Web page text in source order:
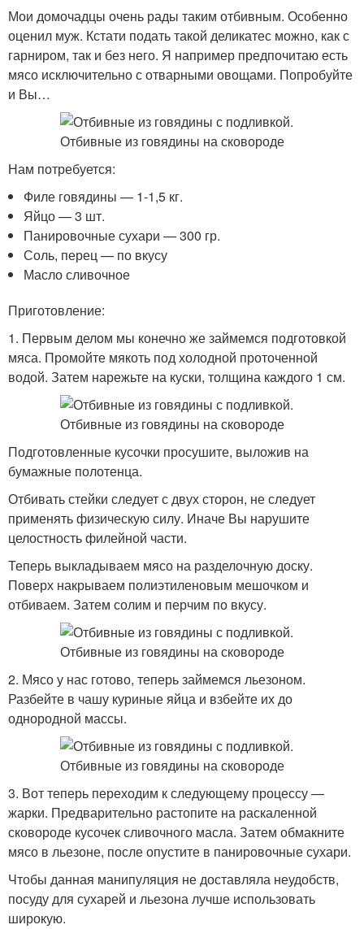
Мои домочадцы очень рады таким отбивным. Особенно
оценил муж. Кстати подать такой деликатес можно, как с
гарниром, так и без него. Я например предпочитаю есть
мясо исключительно с отварными овощами. Попробуйте
и Вы…
Нам потребуется:
Филе говядины — 1-1,5 кг.
Яйцо — 3 шт.
Панировочные сухари — 300 гр.
Соль, перец — по вкусу
Масло сливочное
Приготовление:
1. Первым делом мы конечно же займемся подготовкой
мяса. Промойте мякоть под холодной проточенной
водой. Затем нарежьте на куски, толщина каждого 1 см.
Подготовленные кусочки просушите, выложив на
бумажные полотенца.
Отбивать стейки следует с двух сторон, не следует
применять физическую силу. Иначе Вы нарушите
целостность филейной части.
Теперь выкладываем мясо на разделочную доску.
Поверх накрываем полиэтиленовым мешочком и
отбиваем. Затем солим и перчим по вкусу.
2. Мясо у нас готово, теперь займемся льезоном.
Разбейте в чашу куриные яйца и взбейте их до
однородной массы.
3. Вот теперь переходим к следующему процессу —
жарки. Предварительно растопите на раскаленной
сковороде кусочек сливочного масла. Затем обмакните
мясо в льезоне, после опустите в панировочные сухари.
Чтобы данная манипуляция не доставляла неудобств,
посуду для сухарей и льезона лучше использовать
широкую.